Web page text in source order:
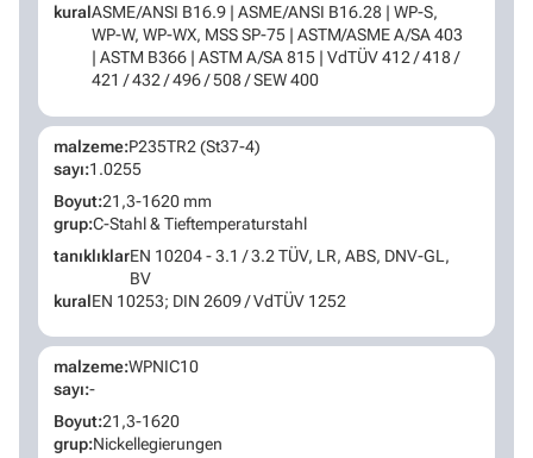
kuralASME/ANSI B16.9 | ASME/ANSI B16.28 | WP-S,
WP-W, WP-WX, MSS SP-75 | ASTM/ASME A/SA 403
| ASTM B366 | ASTM A/SA 815 | VdTÜV 412 / 418 /
421 / 432 / 496 / 508 / SEW 400
malzeme:P235TR2 (St37-4)
sayı:1.0255
Boyut:21,3-1620 mm
grup:C-Stahl & Tieftemperaturstahl
tanıklıklarEN 10204 - 3.1 / 3.2 TÜV, LR, ABS, DNV-GL,
BV
kuralEN 10253; DIN 2609 / VdTÜV 1252
malzeme:WPNIC10
sayı:-
Boyut:21,3-1620
grup:Nickellegierungen